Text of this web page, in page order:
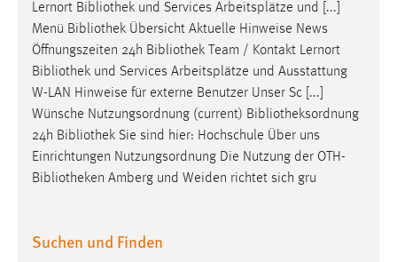
Lernort Bibliothek und Services Arbeitsplätze und [...]
Menü Bibliothek Übersicht Aktuelle Hinweise News
Öffnungszeiten 24h Bibliothek Team / Kontakt Lernort
Bibliothek und Services Arbeitsplätze und Ausstattung
W-LAN Hinweise für externe Benutzer Unser Sc [...]
Wünsche Nutzungsordnung (current) Bibliotheksordnung
24h Bibliothek Sie sind hier: Hochschule Über uns
Einrichtungen Nutzungsordnung Die Nutzung der OTH-
Bibliotheken Amberg und Weiden richtet sich gru
Suchen und Finden
Name:
Anbieter:
Facebook
Zweck:
Cookie Laufzeit: